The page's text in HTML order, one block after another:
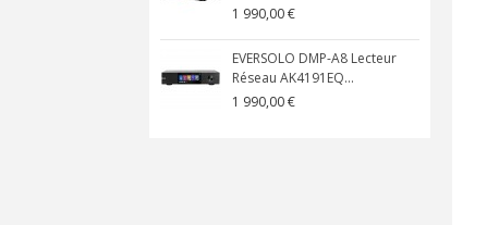
1 990,00 €
EVERSOLO DMP-A8 Lecteur
Réseau AK4191EQ...
1 990,00 €